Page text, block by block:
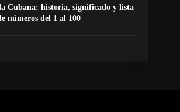
Cubana: historia, significado y lista
números del 1 al 100